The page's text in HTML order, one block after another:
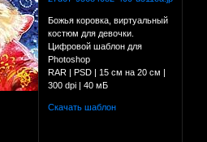
Божья коровка, виртуальный
костюм для девочки.
Цифровой шаблон для
Photoshop
RAR | PSD | 15 см на 20 см |
300 dpi | 40 мБ
Скачать шаблон